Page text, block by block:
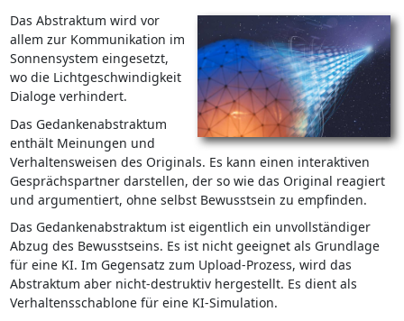
Das Abstraktum wird vor
allem zur Kommunikation im
Sonnensystem eingesetzt,
wo die Lichtgeschwindigkeit
Dialoge verhindert.
Das Gedankenabstraktum
enthält Meinungen und
Verhaltensweisen des Originals. Es kann einen interaktiven
Gesprächspartner darstellen, der so wie das Original reagiert
und argumentiert, ohne selbst Bewusstsein zu empfinden.
Das Gedankenabstraktum ist eigentlich ein unvollständiger
Abzug des Bewusstseins. Es ist nicht geeignet als Grundlage
für eine KI. Im Gegensatz zum Upload-Prozess, wird das
Abstraktum aber nicht-destruktiv hergestellt. Es dient als
Verhaltensschablone für eine KI-Simulation.